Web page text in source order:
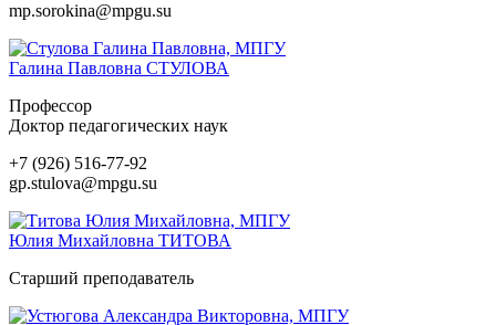
mp.sorokina@mpgu.su
Галина Павловна СТУЛОВА
Профессор
Доктор педагогических наук
+7 (926) 516-77-92
gp.stulova@mpgu.su
Юлия Михайловна ТИТОВА
Старший преподаватель